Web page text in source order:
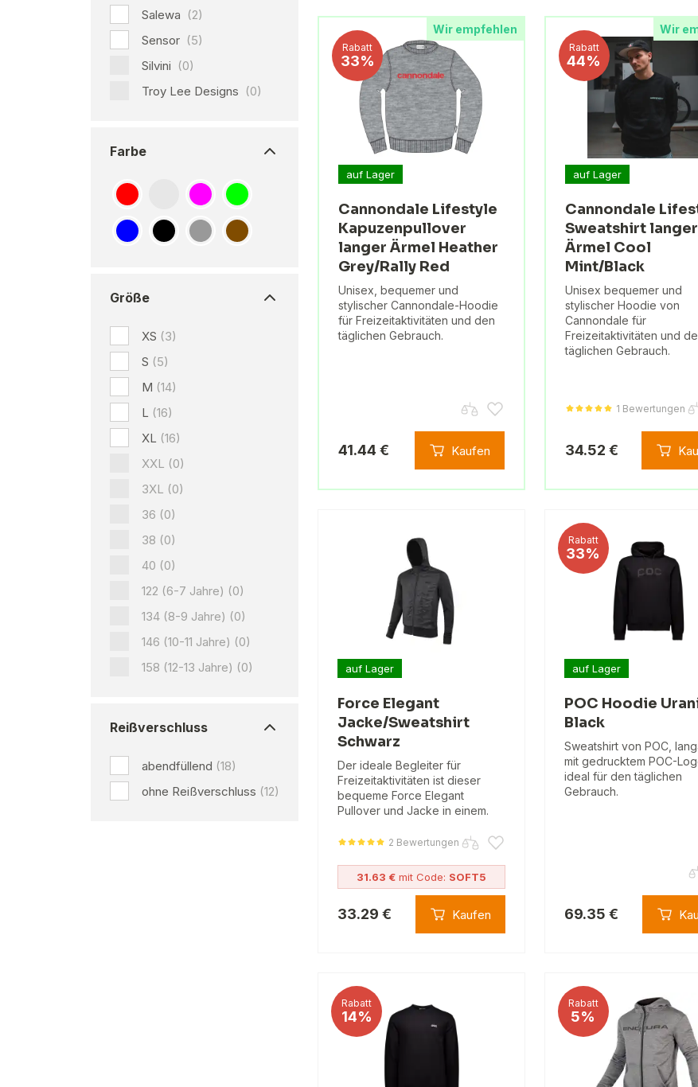
Salewa (2)
Sensor (5)
Silvini (0)
Troy Lee Designs (0)
Farbe
Größe
XS (3)
S (5)
M (14)
L (16)
XL (16)
XXL (0)
3XL (0)
36 (0)
38 (0)
40 (0)
122 (6-7 Jahre) (0)
134 (8-9 Jahre) (0)
146 (10-11 Jahre) (0)
158 (12-13 Jahre) (0)
Reißverschluss
abendfüllend (18)
ohne Reißverschluss (12)
Wir empfehlen
Rabatt
33%
auf Lager
Cannondale Lifestyle
Kapuzenpullover
langer Ärmel Heather
Grey/Rally Red
Unisex, bequemer und
stylischer Cannondale-Hoodie
für Freizeitaktivitäten und den
täglichen Gebrauch.
41.44 € Kaufen
Wir
Rabatt
44%
auf Lager
Cannondale
Sweatshirt langer
Ärmel Cool
Mint/Black
Unisex bequemer und
stylischer Hoodie von
Cannondale für
Freizeitaktivitäten und
täglichen Gebrauch.
1 Bewertungen
34.52 €
auf Lager
Force Elegant
Jacke/Sweatshirt
Schwarz
Der ideale Begleiter für
Freizeitaktivitäten ist dieser
bequeme Force Elegant
Pullover und Jacke in einem.
2 Bewertungen
31.63 €mit Code: SOFT5
33.29 € Kaufen
Rabatt
33%
auf Lager
POC Hoodie
Black
Sweatshirt von POC,
mit gedrucktem POC-
ideal für den täglichen
Gebrauch.
69.35 €
Rabatt
14%
Rabatt
5%